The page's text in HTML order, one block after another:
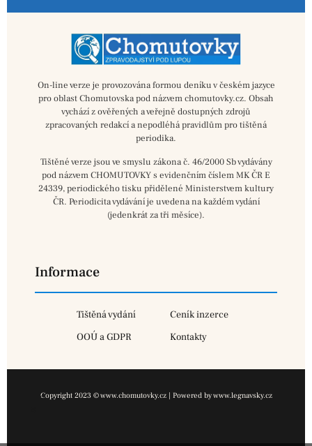
On-line verze je provozována formou deníku v českém jazyce
pro oblast Chomutovska pod názvem chomutovky.cz. Obsah
vychází z ověřených a veřejně dostupných zdrojů
zpracovaných redakcí a nepodléhá pravidlům pro tištěná
periodika.
Tištěné verze jsou ve smyslu zákona č. 46/2000 Sb vydávány
pod názvem CHOMUTOVKY s evidenčním číslem MK ČR E
24339, periodického tisku přidělené Ministerstvem kultury
ČR. Periodicita vydávání je uvedena na každém vydání
(jedenkrát za tři měsíce).
Informace
Tištěná vydání
Ceník inzerce
OOÚ a GDPR
Kontakty
Copyright 2023 © www.chomutovky.cz | Powered by www.legnavsky.cz